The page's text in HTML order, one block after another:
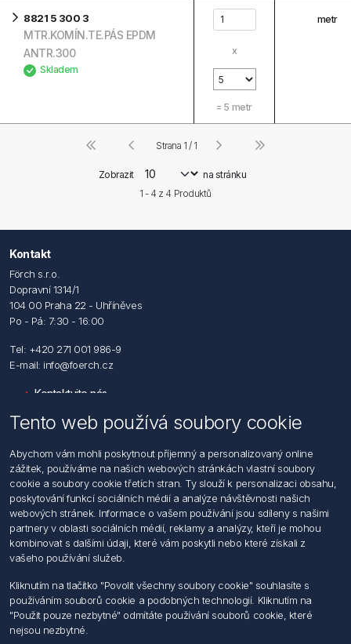
8821 5 300 3
MTR.KOMÍN.TE.PÁS EPDM
ANTR.300
Skladem
x
= 5 metr
metr
Zobrazit
na stránku
1 - 4 z 4 Produktů
Strana 1 / 1
Kontakt
Förch s.r.o.
Dopravní 1314/1
104 00 Praha 22 - Uhříněves
Po - Pá: 7:30 - 16:00
Tel: +420 271 001 986-9
E-mail: info@foerch.cz
Kontaktujte nás
Hledat
Dodržování předpisů
Zásady zpracování osobních údajů fyzických osob
Podmínky zasílání elektronických dokumentu
Všeobecné dodací a obchodní podmínky
Informace o nakládaní s elektroodpadem
Můj účet
Můj účet
Objednávky
Adresy
Tento web používá soubory cookie
Abychom vám mohli poskytnout příjemný a personalizovaný online
zážitek, používáme na našich webových stránkách vlastní soubory
cookie a soubory cookie třetích stran. Ty slouží k personalizaci obsahu,
poskytování funkcí sociálních médií a analýze návštěvnosti našich
webových stránek. Informace o vašem používání jsou sdíleny s našimi
partnery v oblasti sociálních médií, reklamy a analýzy, kteří je mohou
kombinovat s dalšími údaji, které vám poskytli nebo které získali z
vašeho používání služeb.
Kliknutím na tlačítko "Povolit všechny soubory cookie" souhlasíte s
používáním souborů cookie a podobných technologií. Kliknutím na
"Použit pouze nezbytné" odmítáte používání souborů cookie, které
nejsou nezbytné.